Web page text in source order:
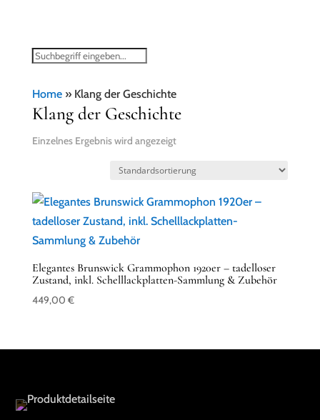
Home» Klang der Geschichte
Klang der Geschichte
Einzelnes Ergebnis wird angezeigt
Elegantes Brunswick Grammophon 1920er – tadelloser
Zustand, inkl. Schelllackplatten-Sammlung & Zubehör
449,00 €